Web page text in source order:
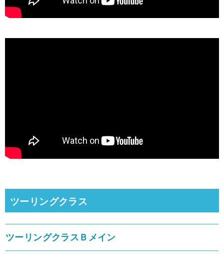
ツーリングクラス
ツーリングクラスＢメイン